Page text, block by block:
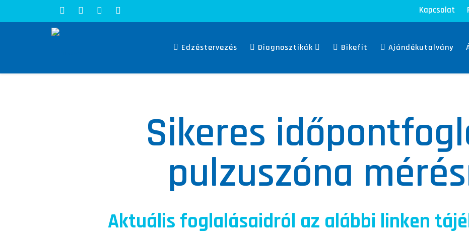
Kapcsolat
Edzéstervezés Diagnosztikák Bikefit Ajándékutalvány
Sikeres
pulzuszóna
Aktuális foglalásaidról az alábbi linken